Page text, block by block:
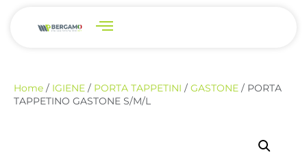
Home / IGIENE / PORTA TAPPETINI / GASTONE / PORTA
TAPPETINO GASTONE S/M/L